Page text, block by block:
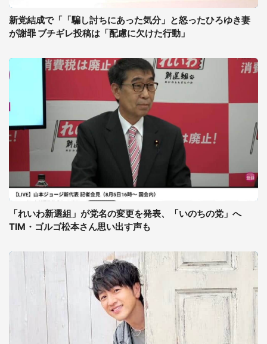
新党結成で「「騙し討ちにあった気分」と怒ったひろゆき妻
が謝罪 ブチギレ投稿は「配慮に欠けた行動」
「れいわ新選組」が党名の変更を発表、「いのちの党」へ
TIM・ゴルゴ松本さん思い出す声も